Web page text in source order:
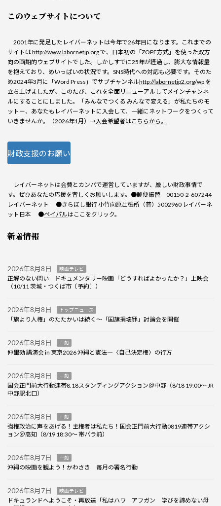
このウェブサイトについて
2001年に発足したレイバーネットは今年で26年目になります。これまでの
サイトはhttp://www.labornetjp.orgで、日本初の「ZOPE方式」を使った双方
向の画期的ウェブサイトでした。しかしすでに25年が経過し、膨大な情報量
を抱えており、めいっぱいの状況です。SNS時代への対応も必要です。そのた
め2024年3月に「Word Press」でサブチャンネルhttp://labornetjp2.org/wp を
立ち上げましたが、このたび、これを全面リニューアルしてメインチャンネ
ルにすることにしました。「みんなでつくる みんなで変える」が私たちのモ
ットー、あなたもレイバーネットに入会して、一緒にネットワークをつくって
いきませんか。（2026年1月）→入会希望者はこちらから。
財政支援のお願い
レイバーネットは会費とカンパで運営していますが、厳しい財政事情で
す。ぜひあなたの応援を宜しくお願いします。●郵便振替 00150-2-607244
レイバーネット ●きらぼし銀行 小竹向原出張所（普）5002960 レイバーネ
ット日本 ●ペイパルはここをクリック。
新着情報
2026年8月8日 映画テレビ
正解のない問い ドキュメンタリー映画「どうすればよかったか？」上映会
（10/11 茨城・つくば市〔予約〕）
2026年8月8日 トップニュース
「旗より人権」のたたかいは続く〜「国旗損壊罪」討論会を開催
2026年8月8日 一般
仲里効 講演会 in 東京2026 沖縄と憲法―〈自己決定権〉の行方
2026年8月8日 一般
国会正門前大行動連帯8.18スタンディングアクション＠中野（8/18 19:00～ JR
中野駅北口）
2026年8月8日 一般
強権政治に声をあげる！主権者は私たち！国会正門前大行動0819連帯アクシ
ョン＠高知（8/19 18:30～ 帯パラ前）
2026年8月7日 一般
沖縄の映画を観よう！かわさき 毎月の署名行動
2026年8月7日 映画テレビ
ドキュランドへようこそ・再放送「私はハワ アフガン 学びを諦めない母